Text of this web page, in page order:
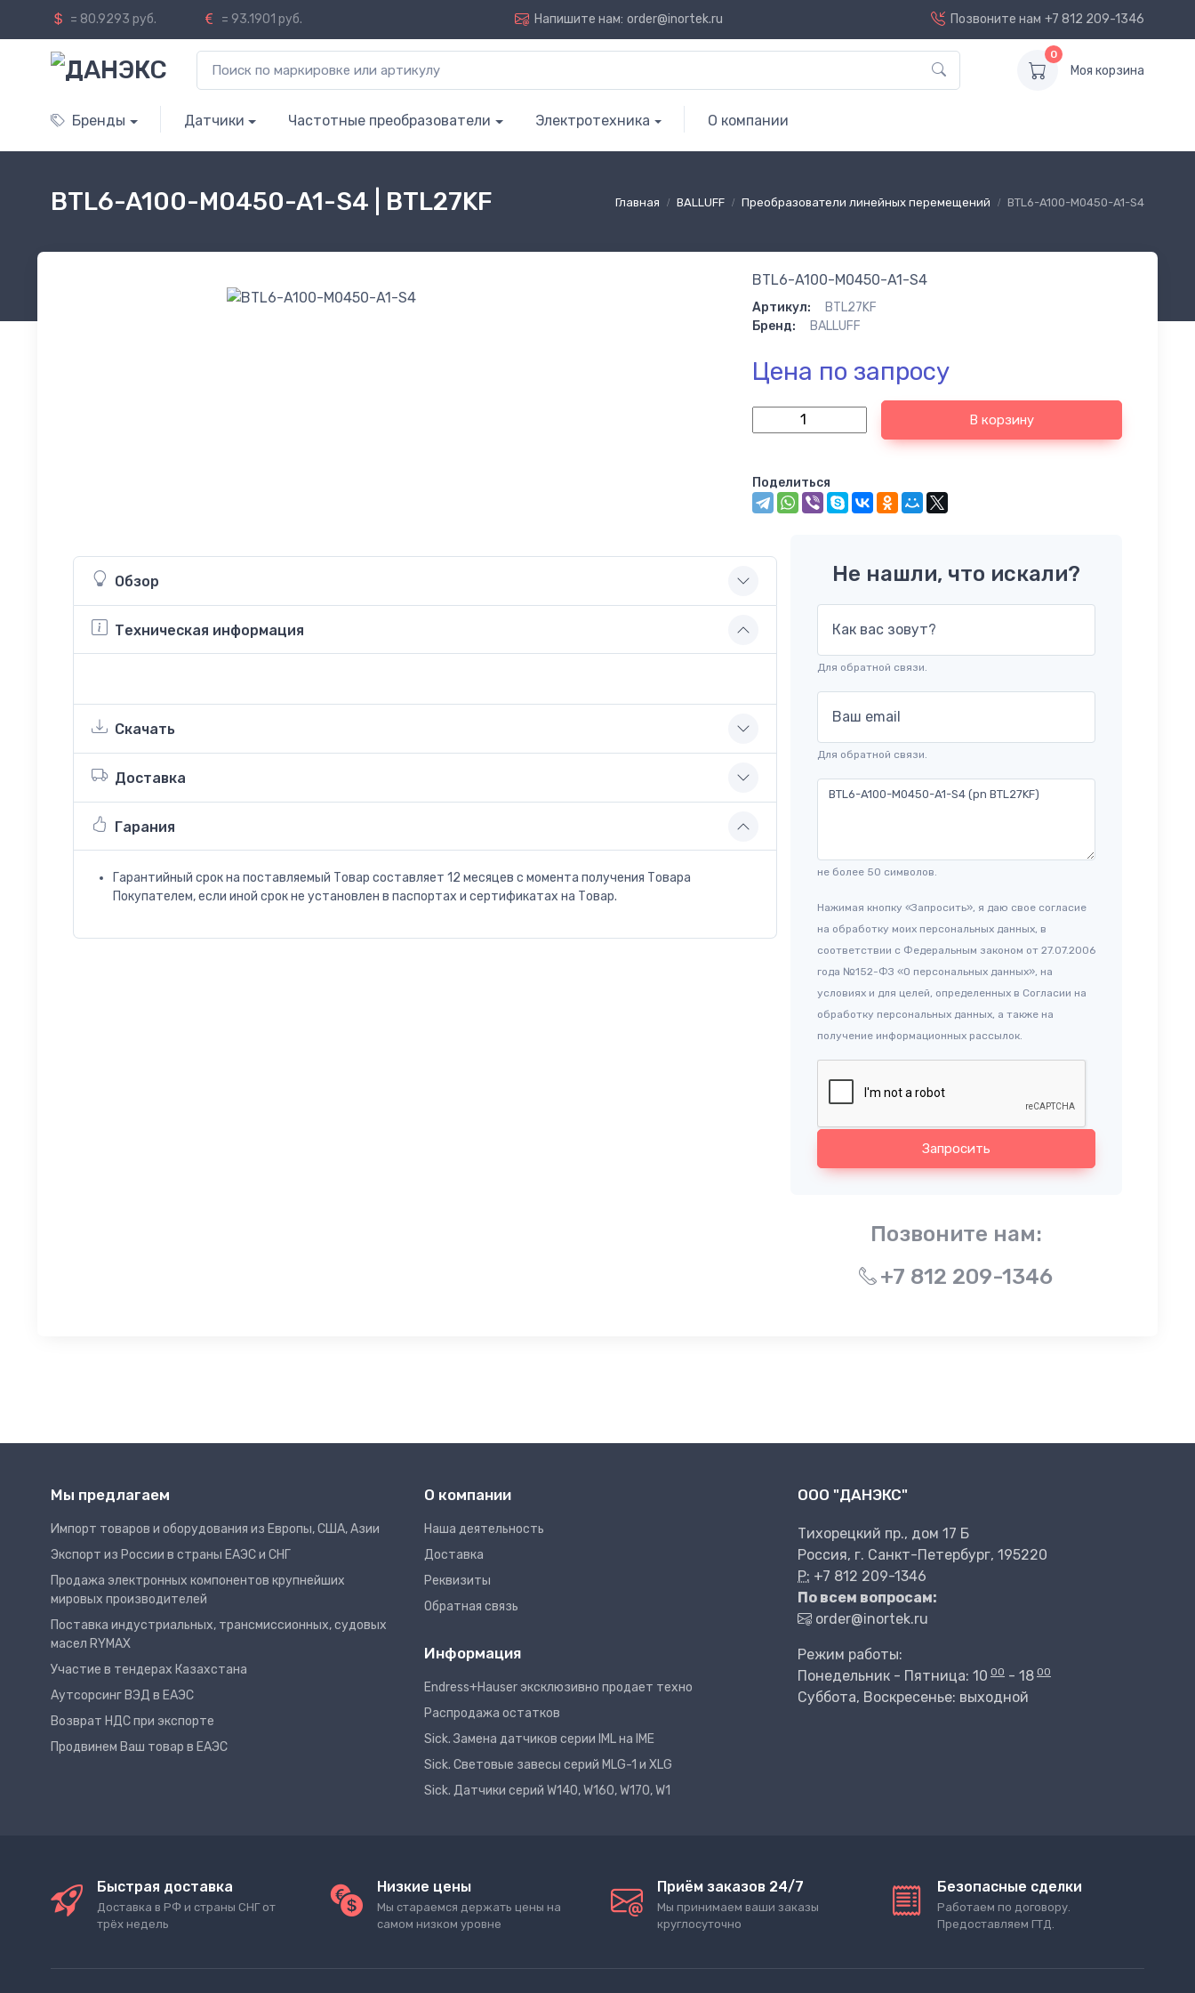
= 80.9293 руб. = 93.1901 руб. Напишите нам: order@inortek.ru Позвоните нам +7 812 209-1346
0
Моя корзина
Бренды Датчики Частотные преобразователи Электротехника О компании
Главная BALLUFF Преобразователи линейных перемещений BTL6-A100-M0450-A1-S4
BTL6-A100-M0450-A1-S4 | BTL27KF
BTL6-A100-M0450-A1-S4
Артикул:
BTL27KF
Бренд:
BALLUFF
Цена по запросу
В корзину
Поделиться
Обзор
Техническая информация
Скачать
Доставка
Гарания
Гарантийный срок на поставляемый Товар составляет 12 месяцев с момента получения Товара
Покупателем, если иной срок не установлен в паспортах и сертификатах на Товар.
Не нашли, что искали?
Как вас зовут?
Для обратной связи.
Ваш email
Для обратной связи.
не более 50 символов.
Нажимая кнопку «Запросить», я даю свое согласие
на обработку моих персональных данных, в
соответствии с Федеральным законом от 27.07.2006
года №152-ФЗ «О персональных данных», на
условиях и для целей, определенных в Согласии на
обработку персональных данных, а также на
получение информационных рассылок.
Запросить
Позвоните нам:
+7 812 209-1346
Мы предлагаем
Импорт товаров и оборудования из Европы, США, Азии
Экспорт из России в страны ЕАЭС и СНГ
Продажа электронных компонентов крупнейших
мировых производителей
Поставка индустриальных, трансмиссионных, судовых
масел RYMAX
Участие в тендерах Казахстана
Аутсорсинг ВЭД в ЕАЭС
Возврат НДС при экспорте
Продвинем Ваш товар в ЕАЭС
О компании
Наша деятельность
Доставка
Реквизиты
Обратная связь
Информация
Endress+Hauser эксклюзивно продает техно
Распродажа остатков
Sick. Замена датчиков серии IML на IME
Sick. Световые завесы серий MLG-1 и XLG
Sick. Датчики серий W140, W160, W170, W1
ООО "ДАНЭКС"
Тихорецкий пр., дом 17 Б
Россия, г. Санкт-Петербург, 195220
P: +7 812 209-1346
По всем вопросам:
order@inortek.ru
Режим работы:
Понедельник - Пятница: 10 00 - 18 00
Суббота, Воскресенье: выходной
Быстрая доставка
Доставка в РФ и страны СНГ от
трёх недель
Низкие цены
Мы стараемся держать цены на
самом низком уровне
Приём заказов 24/7
Мы принимаем ваши заказы
круглосуточно
Безопасные сделки
Работаем по договору.
Предоставляем ГТД.